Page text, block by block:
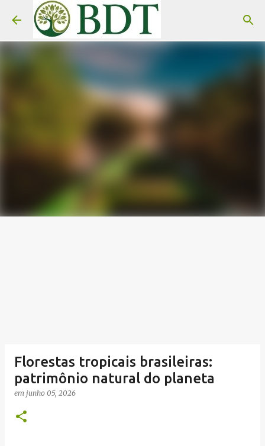
Pular para o conteúdo principal
Florestas tropicais brasileiras:
patrimônio natural do planeta
em junho 05, 2026